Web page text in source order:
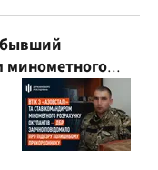
минометного